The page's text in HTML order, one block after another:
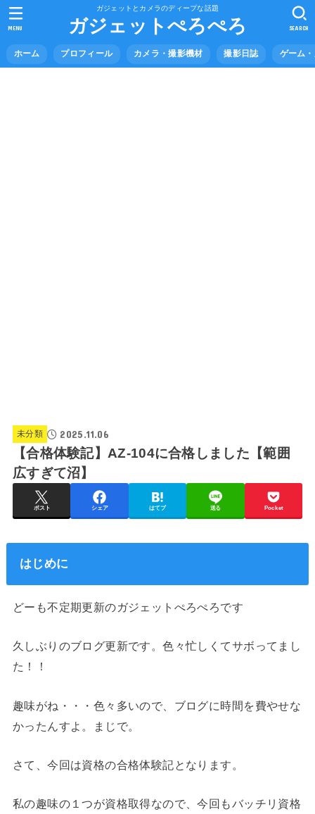
ガジェットとカメラのディープな話題
ガジェットぺろぺろ
ホーム プロフィール カメラ・撮影機材 撮影日誌 ゲーム
SEARCH
MENU
未分類 2025.11.06
【合格体験記】AZ-104に合格しました【範囲
広すぎて沼】
ポスト シェア はてブ 送る Pocket
はじめに
どーも不定期更新のガジェットぺろぺろです
久しぶりのブログ更新です。色々忙しくてサボってまし
た！！
趣味がね・・・色々多いので、ブログに時間を費やせな
かったんすよ。まじで。
さて、今回は資格の合格体験記となります。
私の趣味の１つが資格取得なので、今回もバッチリ資格